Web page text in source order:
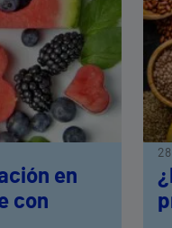
en
con